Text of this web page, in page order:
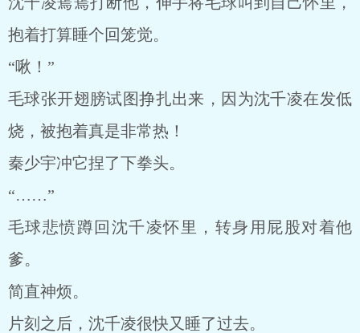
抱着打算睡个回笼觉。
“啾！”
毛球张开翅膀试图挣扎出来，因为沈千凌在发低
烧，被抱着真是非常热！
秦少宇冲它捏了下拳头。
“……”
毛球悲愤蹲回沈千凌怀里，转身用屁股对着他
爹。
简直神烦。
片刻之后，沈千凌很快又睡了过去。